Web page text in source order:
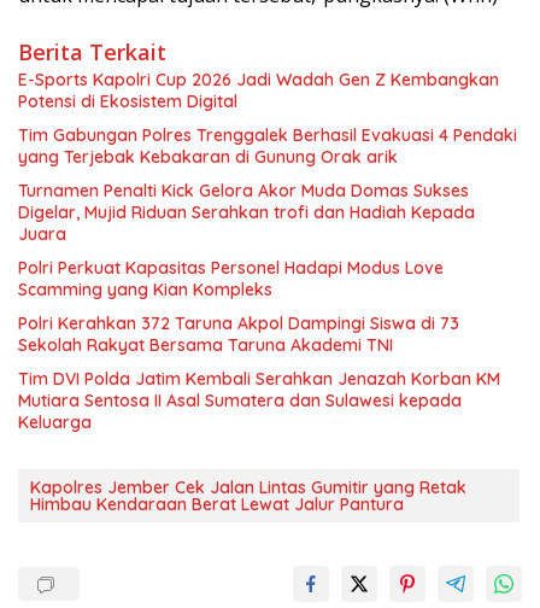
Berita Terkait
E-Sports Kapolri Cup 2026 Jadi Wadah Gen Z Kembangkan
Potensi di Ekosistem Digital
Tim Gabungan Polres Trenggalek Berhasil Evakuasi 4 Pendaki
yang Terjebak Kebakaran di Gunung Orak arik
Turnamen Penalti Kick Gelora Akor Muda Domas Sukses
Digelar, Mujid Riduan Serahkan trofi dan Hadiah Kepada
Juara
Polri Perkuat Kapasitas Personel Hadapi Modus Love
Scamming yang Kian Kompleks
Polri Kerahkan 372 Taruna Akpol Dampingi Siswa di 73
Sekolah Rakyat Bersama Taruna Akademi TNI
Tim DVI Polda Jatim Kembali Serahkan Jenazah Korban KM
Mutiara Sentosa II Asal Sumatera dan Sulawesi kepada
Keluarga
Kapolres Jember Cek Jalan Lintas Gumitir yang Retak
Himbau Kendaraan Berat Lewat Jalur Pantura